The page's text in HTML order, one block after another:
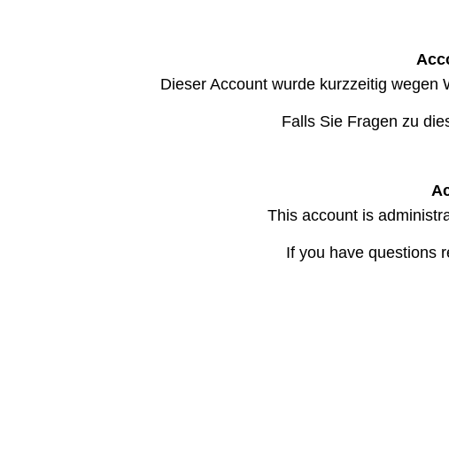
Dieser Account wurde kurzzeitig wegen
Falls Sie Fragen zu
This account is
If you have questions